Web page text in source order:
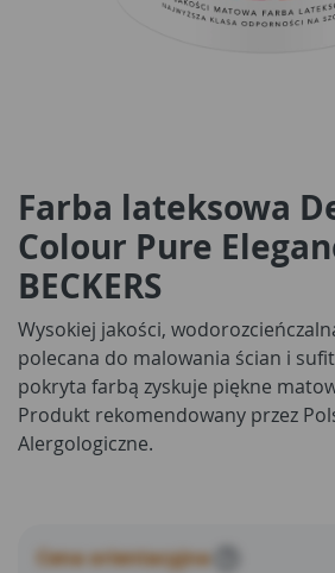
Farba lateksowa
Colour Pure
BECKERS
Wysokiej jakości,
polecana do malowania ścian i
pokryta farbą zyskuje piękne
Produkt rekomendowany przez
Alergologiczne.
Cena orientacyjna